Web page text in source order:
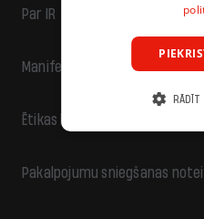
Par IR
Manifests
Ētikas kodekss
Pakalpojumu sniegšanas
RĀDĪT